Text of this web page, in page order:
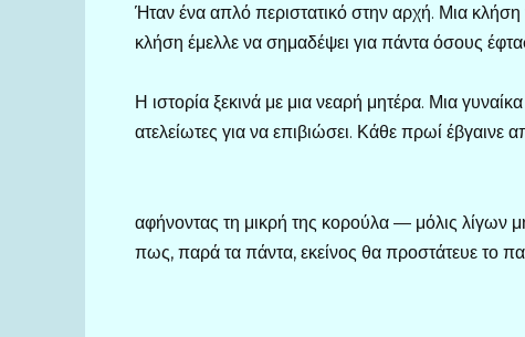
Ήταν ένα απλό περιστατικό στην αρχή. Μια
κλήση έμελλε να σημαδέψει για πάντα όσους
Η ιστορία ξεκινά με μια νεαρή μητέρα. Μια
ατελείωτες για να επιβιώσει. Κάθε πρωί έβγαινε
αφήνοντας τη μικρή της κορούλα — μόλις λίγων
πως, παρά τα πάντα, εκείνος θα προστάτευε το